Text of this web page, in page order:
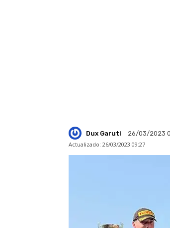
Dux Garuti
26/03/2023
Actualizado: 26/03/2023 09:27